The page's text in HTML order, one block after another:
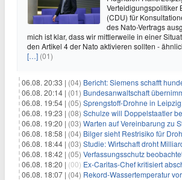
Verteidigungspolitiker
(CDU) für
des Nato-Vertrags
mich ist klar, dass wir mittlerweile in einer
den Artikel 4 der Nato aktivieren sollten -
[…] (01)
06.08. 20:33 | (04) Bericht: Siemens schafft
06.08. 20:14 | (01) Bundesanwaltschaft übernimmt
06.08. 19:54 | (05) Sprengstoff-Drohne in
06.08. 19:23 | (08) Schulze will Doppelstaatler bei
06.08. 19:20 | (03) Warten auf Vereinbarung zu
06.08. 18:58 | (04) Bilger sieht Restrisiko für Drohnen-
06.08. 18:44 | (03) Studie: Wirtschaft droht
06.08. 18:42 | (05) Verfassungsschutz beobachtet
06.08. 18:20 | (00) Ex-Caritas-Chef kritisiert
06.08. 18:07 | (04) Rekord-Wassertemperatur